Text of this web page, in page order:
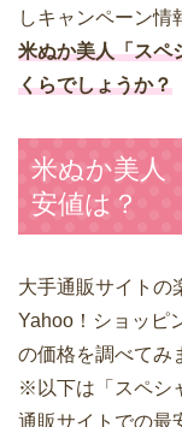
しキャンペーン情
米ぬか美人「スペ
くらでしょうか？
米ぬか美人
安値は？
大手通販サイトの
Yahoo！ショッピ
の価格を調べてみ
※以下は「スペシ
通販サイトでの最